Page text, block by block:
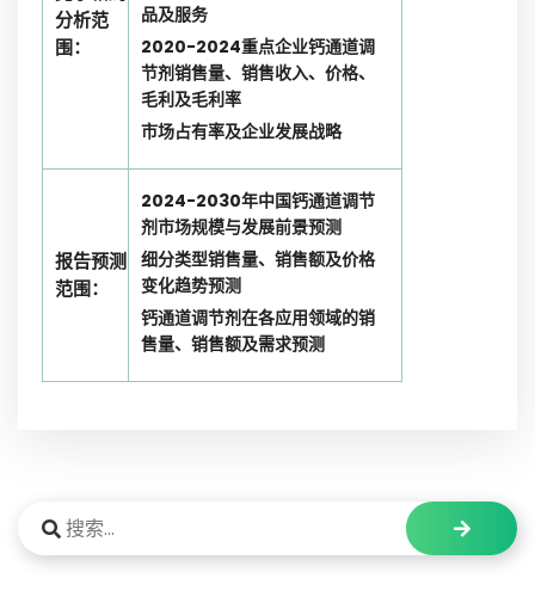
分析范
围：
品及服务
2020-2024重点企业钙通道调
节剂销售量、销售收入、价格、
毛利及毛利率
市场占有率及企业发展战略
报告预测
范围：
2024-2030年中国钙通道调节
剂市场规模与发展前景预测
细分类型销售量、销售额及价格
变化趋势预测
钙通道调节剂在各应用领域的销
售量、销售额及需求预测